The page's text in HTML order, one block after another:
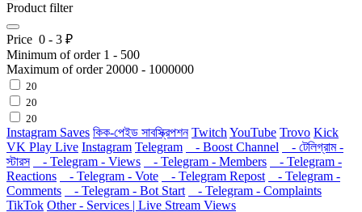
Product filter
Price 0 - 3 ₽
Minimum of order 1 - 500
Maximum of order 20000 - 1000000
20
20
20
Instagram Saves কিক-পেইড সাবস্ক্রিপশন Twitch YouTube Trovo Kick
VK Play Live Instagram Telegram - Boost Channel
- টেলিগ্রাম -
স্টারস
- Telegram - Views - Telegram - Members
- Telegram -
Reactions
- Telegram - Vote - Telegram Repost
- Telegram -
Comments
- Telegram - Bot Start
- Telegram - Complaints
TikTok Other - Services | Live Stream Views